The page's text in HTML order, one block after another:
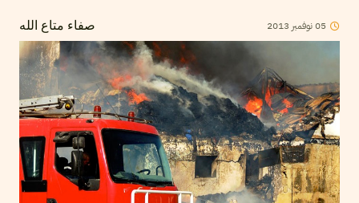
صفاء متاع الله 05نوفمبر 2013